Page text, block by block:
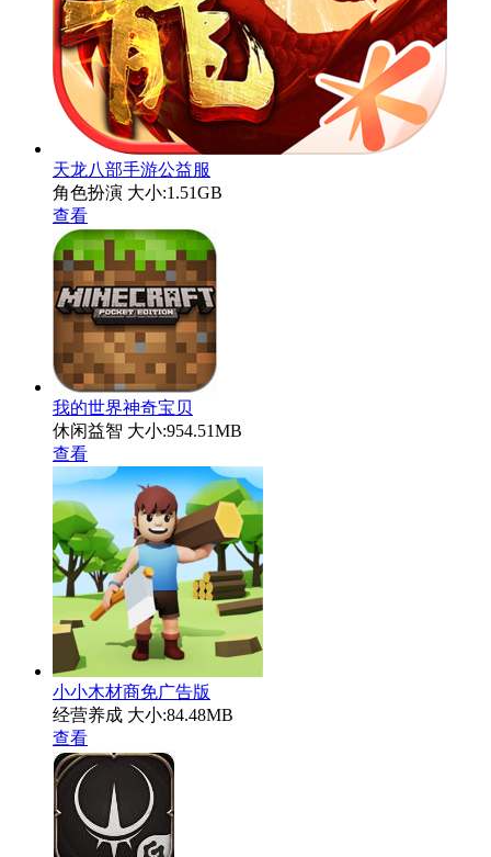
天龙八部手游公益服
角色扮演 大小:1.51GB
查看
我的世界神奇宝贝
休闲益智 大小:954.51MB
查看
小小木材商免广告版
经营养成 大小:84.48MB
查看